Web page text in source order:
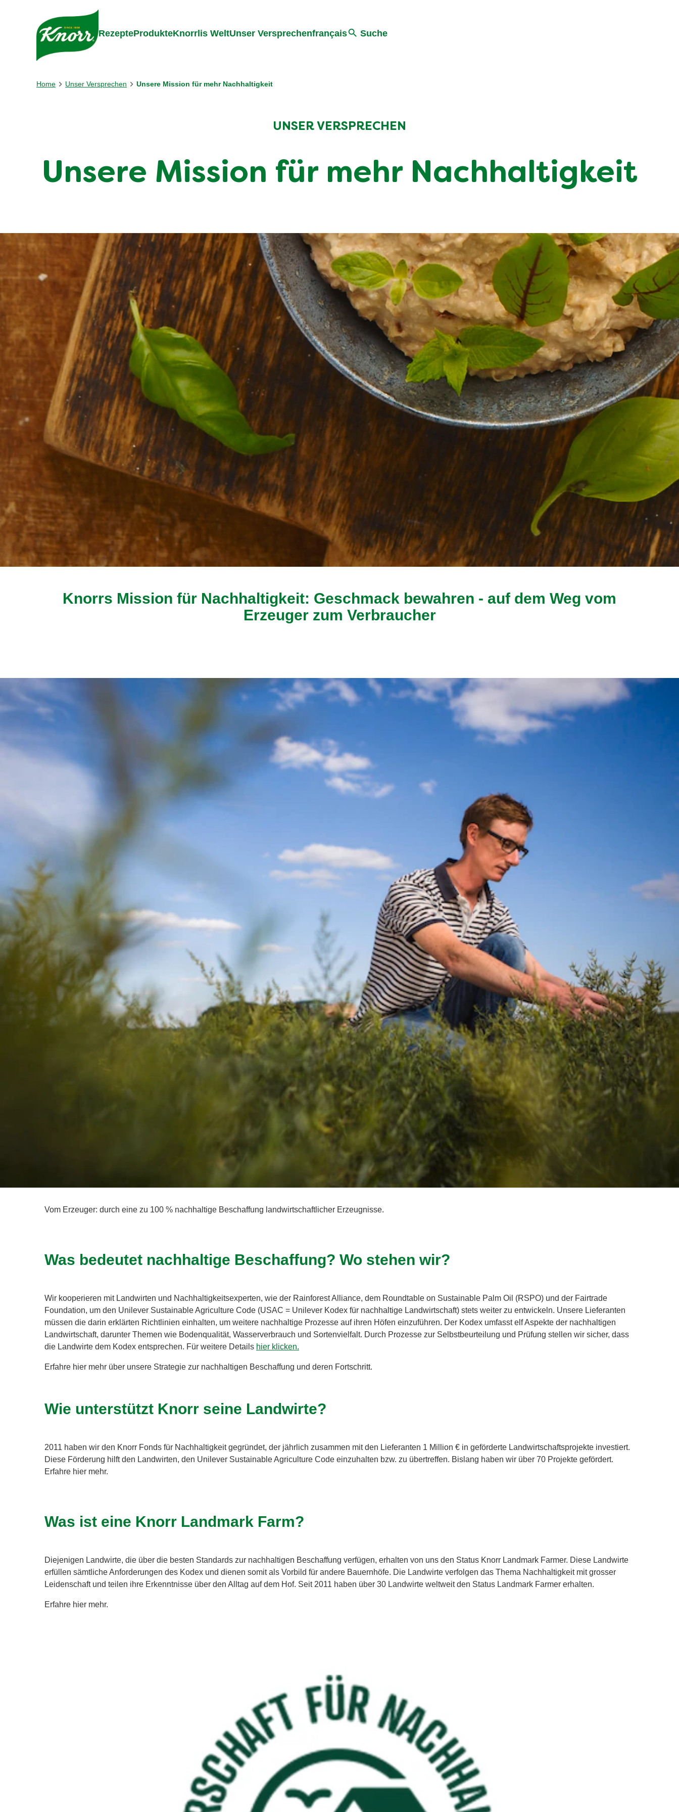
Gehe zu:
RezepteProdukteKnorrlis WeltUnser Versprechenfrançais Suche
Home Unser Versprechen Unsere Mission für mehr Nachhaltigkeit
UNSER VERSPRECHEN
Unsere Mission für mehr Nachhaltigkeit
Knorrs Mission für Nachhaltigkeit: Geschmack bewahren - auf dem Weg vom
Erzeuger zum Verbraucher
Vom Erzeuger: durch eine zu 100 % nachhaltige Beschaffung landwirtschaftlicher Erzeugnisse.
Was bedeutet nachhaltige Beschaffung? Wo stehen wir?
Wir kooperieren mit Landwirten und Nachhaltigkeitsexperten, wie der Rainforest Alliance, dem Roundtable on Sustainable Palm Oil (RSPO) und der Fairtrade
Foundation, um den Unilever Sustainable Agriculture Code (USAC = Unilever Kodex für nachhaltige Landwirtschaft) stets weiter zu entwickeln. Unsere Lieferanten
müssen die darin erklärten Richtlinien einhalten, um weitere nachhaltige Prozesse auf ihren Höfen einzuführen. Der Kodex umfasst elf Aspekte der nachhaltigen
Landwirtschaft, darunter Themen wie Bodenqualität, Wasserverbrauch und Sortenvielfalt. Durch Prozesse zur Selbstbeurteilung und Prüfung stellen wir sicher, dass
die Landwirte dem Kodex entsprechen. Für weitere Details hier klicken.
Erfahre hier mehr über unsere Strategie zur nachhaltigen Beschaffung und deren Fortschritt.
Wie unterstützt Knorr seine Landwirte?
2011 haben wir den Knorr Fonds für Nachhaltigkeit gegründet, der jährlich zusammen mit den Lieferanten 1 Million € in geförderte Landwirtschaftsprojekte investiert.
Diese Förderung hilft den Landwirten, den Unilever Sustainable Agriculture Code einzuhalten bzw. zu übertreffen. Bislang haben wir über 70 Projekte gefördert.
Erfahre hier mehr.
Was ist eine Knorr Landmark Farm?
Diejenigen Landwirte, die über die besten Standards zur nachhaltigen Beschaffung verfügen, erhalten von uns den Status Knorr Landmark Farmer. Diese Landwirte
erfüllen sämtliche Anforderungen des Kodex und dienen somit als Vorbild für andere Bauernhöfe. Die Landwirte verfolgen das Thema Nachhaltigkeit mit grosser
Leidenschaft und teilen ihre Erkenntnisse über den Alltag auf dem Hof. Seit 2011 haben über 30 Landwirte weltweit den Status Landmark Farmer erhalten.
Erfahre hier mehr.